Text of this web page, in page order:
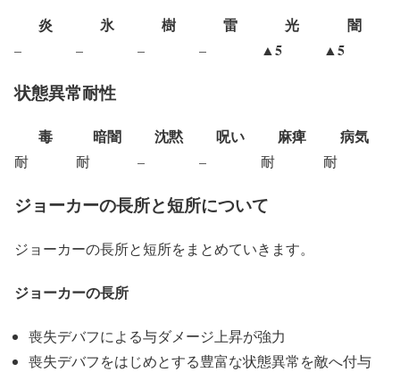
炎 氷 樹 雷 光 闇
– – – – ▲5 ▲5
状態異常耐性
毒 暗闇 沈黙 呪い 麻痺 病気
耐 耐 – – 耐 耐
ジョーカーの長所と短所について
ジョーカーの長所と短所をまとめていきます。
ジョーカーの長所
喪失デバフによる与ダメージ上昇が強力
喪失デバフをはじめとする豊富な状態異常を敵へ付与